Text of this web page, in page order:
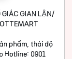
GIAN LẬN/
phẩm, thái độ
Hotline: 0901